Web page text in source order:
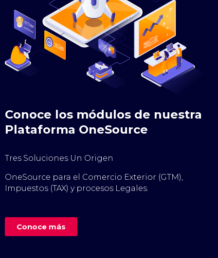
Conoce los módulos de nuestra
Plataforma OneSource
Tres Soluciones Un Origen
OneSource para el Comercio Exterior (GTM),
Impuestos (TAX) y procesos Legales.
Conoce más